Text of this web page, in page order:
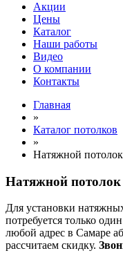
Акции
Цены
Каталог
Наши работы
Видео
О компании
Контакты
Главная
»
Каталог потолков
»
Натяжной
Натяжной потолок
Для установки
потребуется только
любой адрес в Самаре
рассчитаем скидку.